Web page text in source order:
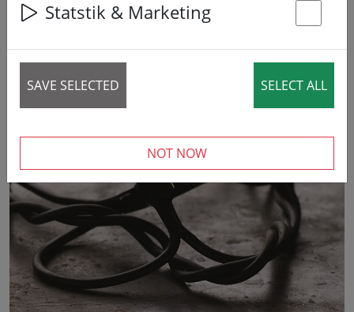
Statstik & Marketing
SAVE SELECTED SELECT ALL
NOT NOW